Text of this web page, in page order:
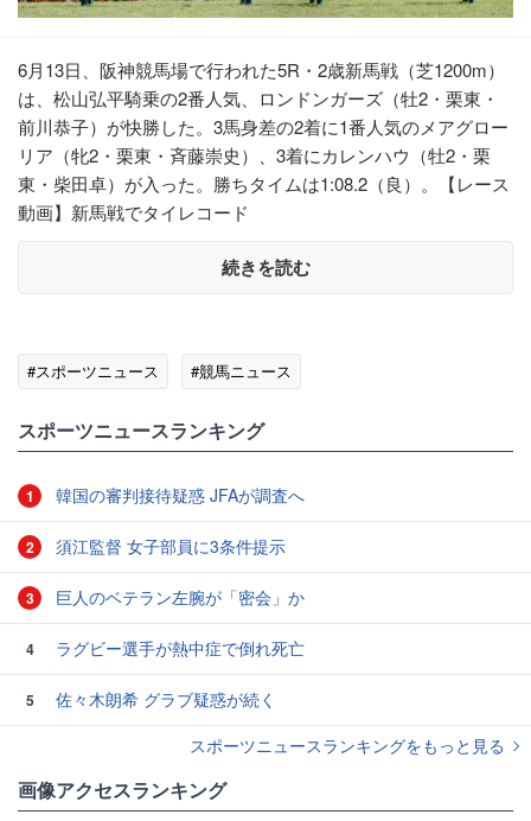
6月13日、阪神競馬場で行われた5R・2歳新馬戦（芝1200m）
は、松山弘平騎乗の2番人気、ロンドンガーズ（牡2・栗東・
前川恭子）が快勝した。3馬身差の2着に1番人気のメアグロー
リア（牝2・栗東・斉藤崇史）、3着にカレンハウ（牡2・栗
東・柴田卓）が入った。勝ちタイムは1:08.2（良）。【レース
動画】新馬戦でタイレコード
続きを読む
#スポーツニュース #競馬ニュース
スポーツニュースランキング
1 韓国の審判接待疑惑 JFAが調査へ
2 須江監督 女子部員に3条件提示
3 巨人のベテラン左腕が「密会」か
4 ラグビー選手が熱中症で倒れ死亡
5
佐々木朗希 グラブ疑惑が続く
スポーツニュースランキングをもっと見る
画像アクセスランキング